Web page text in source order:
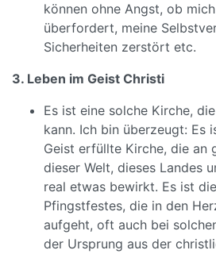
können ohne Angst, ob
überfordert, meine
Sicherheiten zerstört etc.
3. Leben im Geist Christi
Es ist eine solche Kirche,
kann. Ich bin überzeugt: Es
Geist erfüllte Kirche, die an
dieser Welt, dieses Landes
real etwas bewirkt. Es ist
Pfingstfestes, die in den
aufgeht, oft auch bei
der Ursprung aus der